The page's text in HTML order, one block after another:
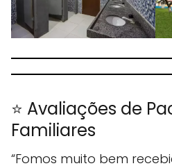
⭐ Avaliações de
Familiares
“Fomos muito bem